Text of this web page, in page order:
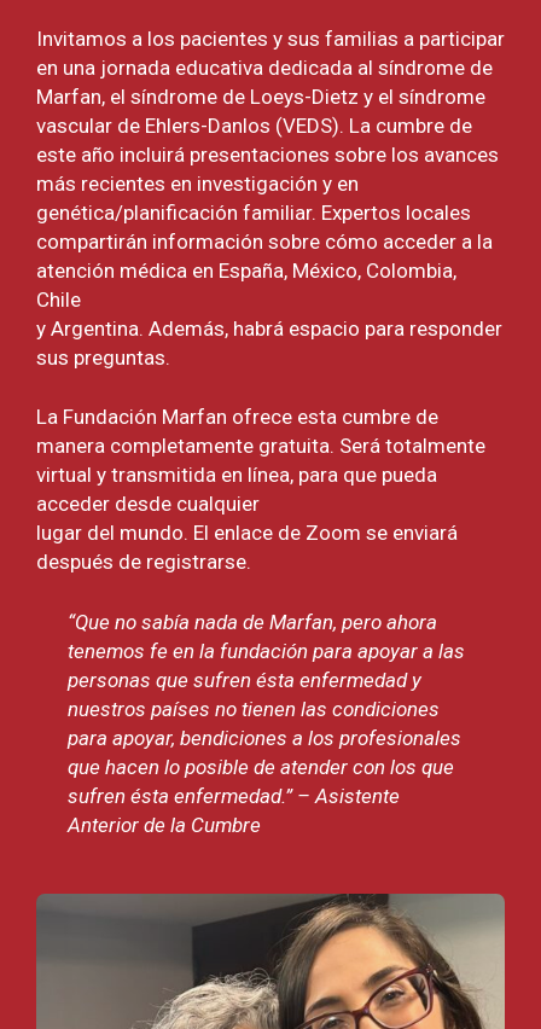
Invitamos a los pacientes y sus familias a participar
en una jornada educativa dedicada al síndrome de
Marfan, el síndrome de Loeys-Dietz y el síndrome
vascular de Ehlers-Danlos (VEDS). La cumbre de
este año incluirá presentaciones sobre los avances
más recientes en investigación y en
genética/planificación familiar. Expertos locales
compartirán información sobre cómo acceder a la
atención médica en España, México, Colombia,
Chile
y Argentina. Además, habrá espacio para responder
sus preguntas.
La Fundación Marfan ofrece esta cumbre de
manera completamente gratuita. Será totalmente
virtual y transmitida en línea, para que pueda
acceder desde cualquier
lugar del mundo. El enlace de Zoom se enviará
después de registrarse.
“Que no sabía nada de Marfan, pero ahora
tenemos fe en la fundación para apoyar a las
personas que sufren ésta enfermedad y
nuestros países no tienen las condiciones
para apoyar, bendiciones a los profesionales
que hacen lo posible de atender con los que
sufren ésta enfermedad.” – Asistente
Anterior de la Cumbre